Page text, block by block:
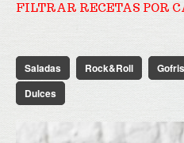
FILTRAR RECETAS POR
Saladas Rock&Roll
Dulces